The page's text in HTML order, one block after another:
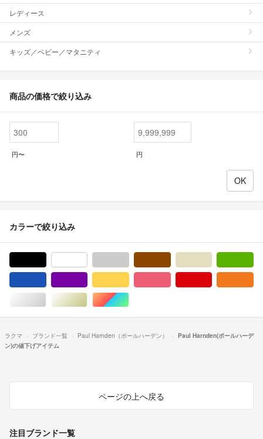
レディース
メンズ
キッズ／ベビー／マタニティ
商品の価格で絞り込み
円〜 円
カラーで絞り込み
シルバー/銀色系ゴールド/金色系マルチカラー
ラクマ ブランド一覧 Paul Harnden（ポールハーデン）
Paul Harnden(ポールハーデ
ン)の値下げアイテム
ページの上へ戻る
注目ブランド一覧